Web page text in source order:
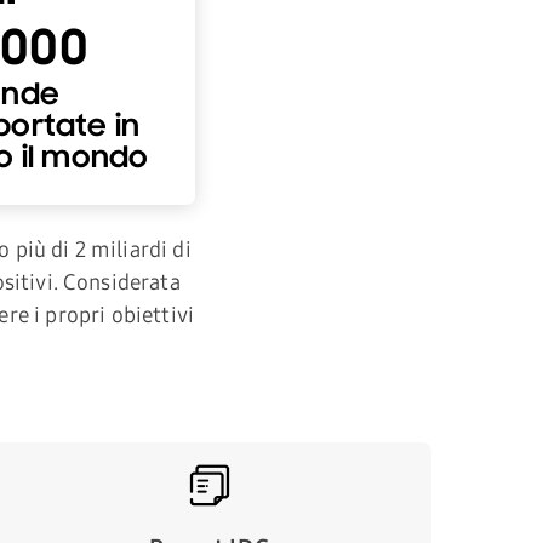
in
il mondo
più di 2 miliardi di
Considerata
i propri obiettivi